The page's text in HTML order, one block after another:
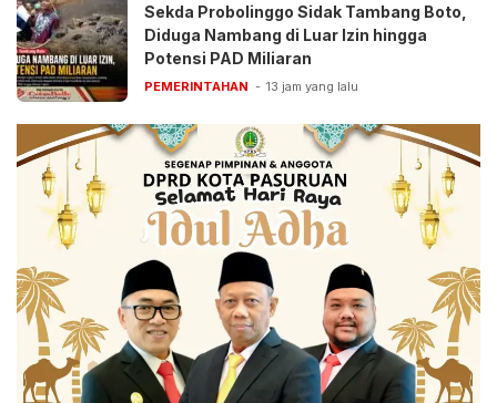
Sekda Probolinggo Sidak Tambang Boto,
Diduga Nambang di Luar Izin hingga
Potensi PAD Miliaran
PEMERINTAHAN 13 jam yang lalu